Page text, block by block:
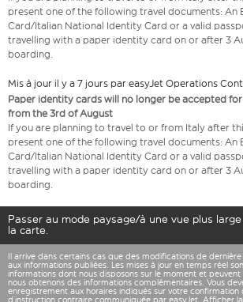
present one of the following travel documents: An
Card/Italian National Identity Card or a valid
travelling with a paper identity card on or after 3
boarding.
Mis à jour il y a 7 jours par easyJet Operations
Paper identity cards will no longer be accepted
from the 3rd of August
If you are planning to travel to or from Italy after
present one of the following travel documents: An
Card/Italian National Identity Card or a valid
travelling with a paper identity card on or after 3
boarding.
Passer au mode paysage/à une vue plus
la carte.
Il arrive dans certains cas que des modifications de
aux informations publiées. Les mises à jour en temps réel
informations dont nous disposons sur le moment et peuvent
nous obtenons des informations complémentaires. Vous
enregistrement aux horaires indiqués sur votre confirmation